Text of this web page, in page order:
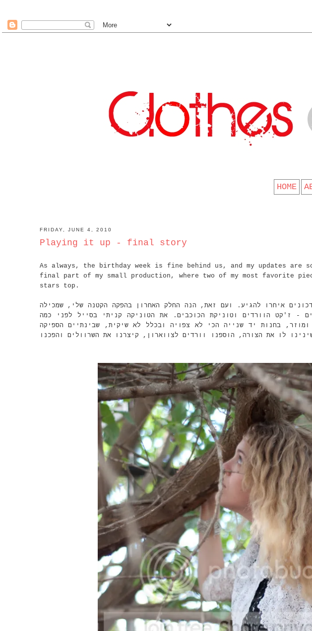
HOME
FRIDAY, JUNE 4, 2010
Playing it up - final story
As always, the birthday week is fine behind us, and my updates
final part of my small production, where two of my most favorite
stars top.
איחרו להגיע. ועם זאת, הנה החלק האחרון בהפקה הקטנה שלי, שמכילה
- ז'קט הוורדים וטוניקת הכוכבים. את הטוניקה קניתי בסייל לפני כמה
בחנות יד שנייה הכי לא צפויה ובכלל לא שיקית, שבינתיים הספיקה
לו את הצורה, הוספנו וורדים לצווארון, קיצרנו את השרוולים והפכנו